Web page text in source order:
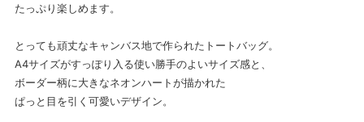
たっぷり楽しめます。
とっても頑丈なキャンバス地で作られたトートバッグ。
A4サイズがすっぽり入る使い勝手のよいサイズ感と、
ボーダー柄に大きなネオンハートが描かれた
ぱっと目を引く可愛いデザイン。